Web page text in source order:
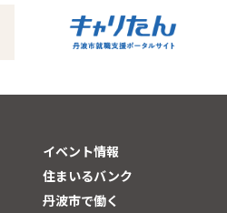
イベント情報
住まいるバンク
丹波市で働く